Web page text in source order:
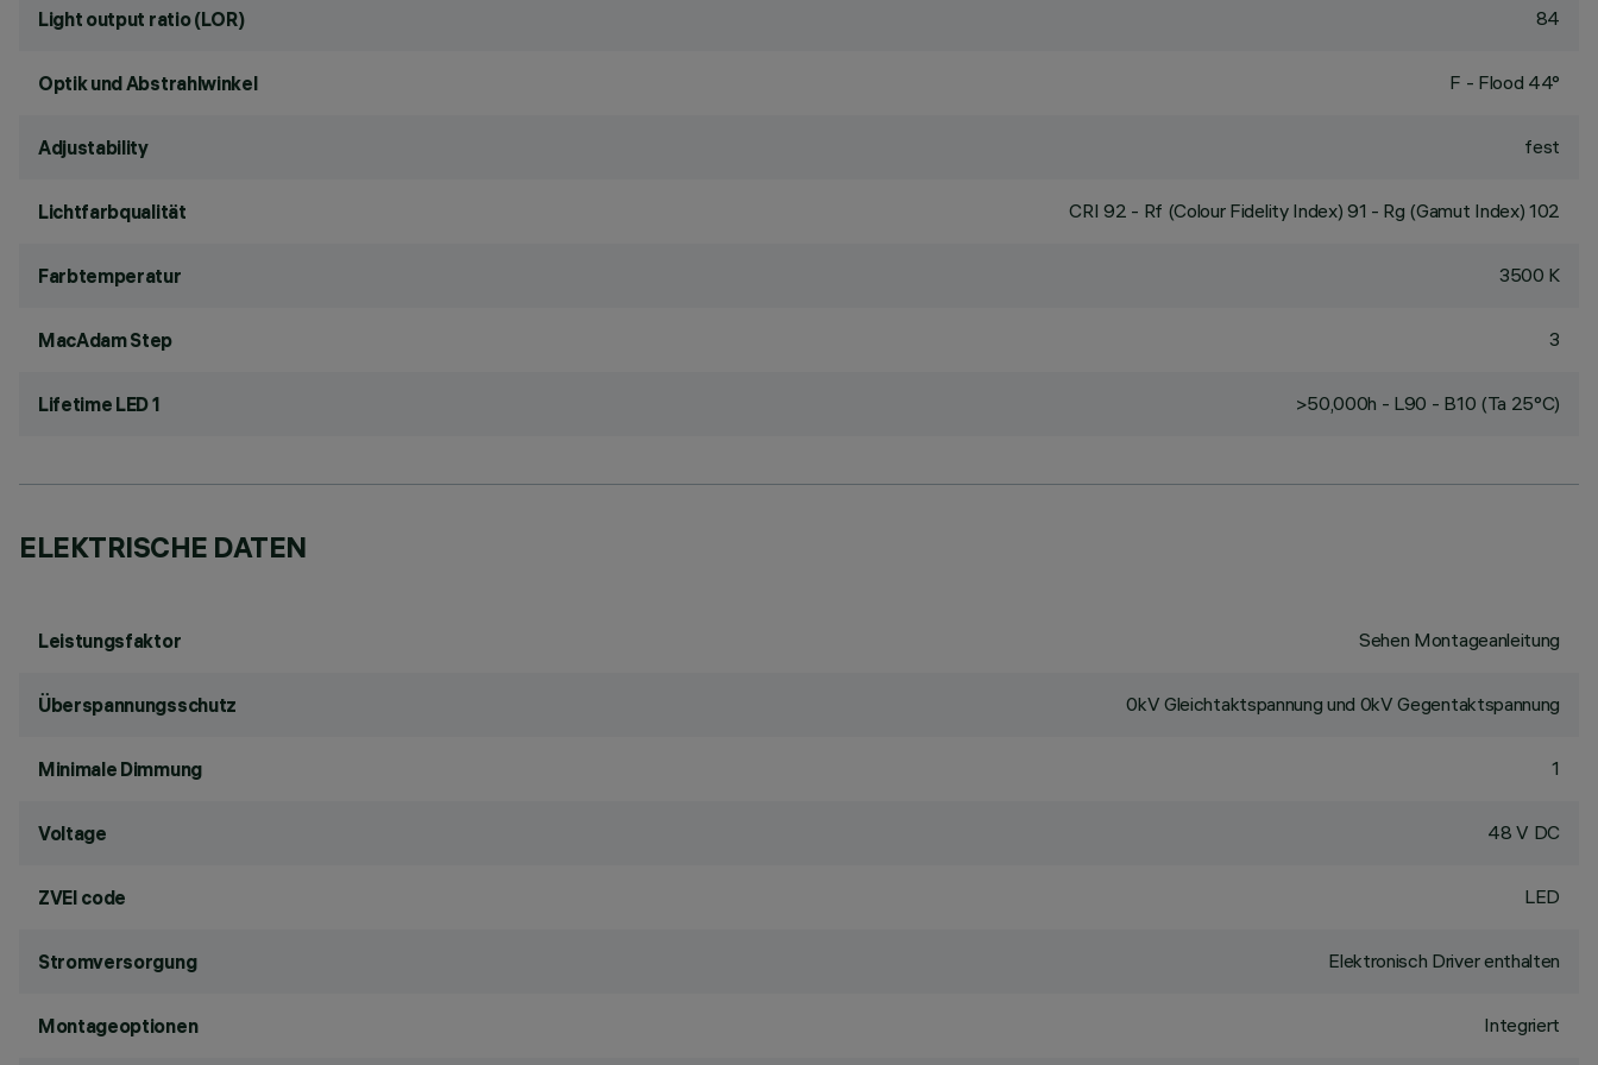
Light output ratio (LOR) 84
Optik und Abstrahlwinkel F - Flood 44°
Adjustability fest
Lichtfarbqualität CRI92 - Rf (Colour Fidelity Index) 91 - Rg (Gamut Index) 102
Farbtemperatur 3500 K
MacAdam Step 3
Lifetime LED 1 >50,000h - L90 - B10 (Ta 25°C)
ELEKTRISCHE DATEN
Leistungsfaktor Sehen Montageanleitung
Überspannungsschutz 0kV Gleichtaktspannung und 0kV Gegentaktspannung
Minimale Dimmung 1
Voltage 48 V DC
ZVEI code LED
Stromversorgung Elektronisch Driver enthalten
Montageoptionen Integriert